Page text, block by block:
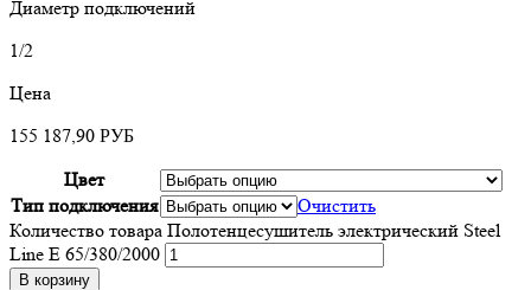
Диаметр подключений
1/2
Цена
155 187,90 РУБ
Цвет
Тип подключения
Очистить
Количество товара Полотенцесушитель электрический Steel
Line E 65/380/2000
В корзину